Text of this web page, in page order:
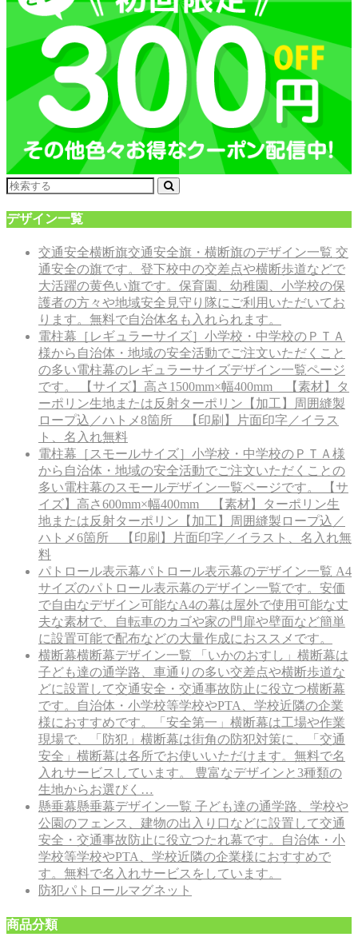
デザイン一覧
交通安全横断旗交通安全旗・横断旗のデザイン一覧 交
通安全の旗です。登下校中の交差点や横断歩道などで
大活躍の黄色い旗です。保育園、幼稚園、小学校の保
護者の方々や地域安全見守り隊にご利用いただいてお
ります。無料で自治体名も入れられます。
電柱幕［レギュラーサイズ］ 小学校・中学校のＰＴＡ
様から自治体・地域の安全活動でご注文いただくこと
の多い電柱幕のレギュラーサイズデザイン一覧ページ
です。 【サイズ】高さ1500mm×幅400mm 【素材】タ
ーポリン生地または反射ターポリン【加工】周囲縫製
ロープ込／ハトメ8箇所 【印刷】片面印字／イラス
ト、名入れ無料
電柱幕［スモールサイズ］ 小学校・中学校のＰＴＡ様
から自治体・地域の安全活動でご注文いただくことの
多い電柱幕のスモールデザイン一覧ページです。 【サ
イズ】高さ600mm×幅400mm 【素材】ターポリン生
地または反射ターポリン【加工】周囲縫製ロープ込／
ハトメ6箇所 【印刷】片面印字／イラスト、名入れ無
料
パトロール表示幕パトロール表示幕のデザイン一覧 A4
サイズのパトロール表示幕のデザイン一覧です。安価
で自由なデザイン可能なA4の幕は屋外で使用可能な丈
夫な素材で、自転車のカゴや家の門扉や壁面など簡単
に設置可能で配布などの大量作成におススメです。
横断幕横断幕デザイン一覧 「いかのおすし」横断幕は
子ども達の通学路、車通りの多い交差点や横断歩道な
どに設置して交通安全・交通事故防止に役立つ横断幕
です。自治体・小学校等学校やPTA、学校近隣の企業
様におすすめです。「安全第一」横断幕は工場や作業
現場で、「防犯」横断幕は街角の防犯対策に、「交通
安全」横断幕は各所でお使いいただけます。無料で名
入れサービスしています。 豊富なデザインと3種類の
生地からお選びく…
懸垂幕懸垂幕デザイン一覧 子ども達の通学路、学校や
公園のフェンス、建物の出入り口などに設置して交通
安全・交通事故防止に役立つたれ幕です。自治体・小
学校等学校やPTA、学校近隣の企業様におすすめで
す。無料で名入れサービスをしています。
防犯パトロールマグネット
商品分類